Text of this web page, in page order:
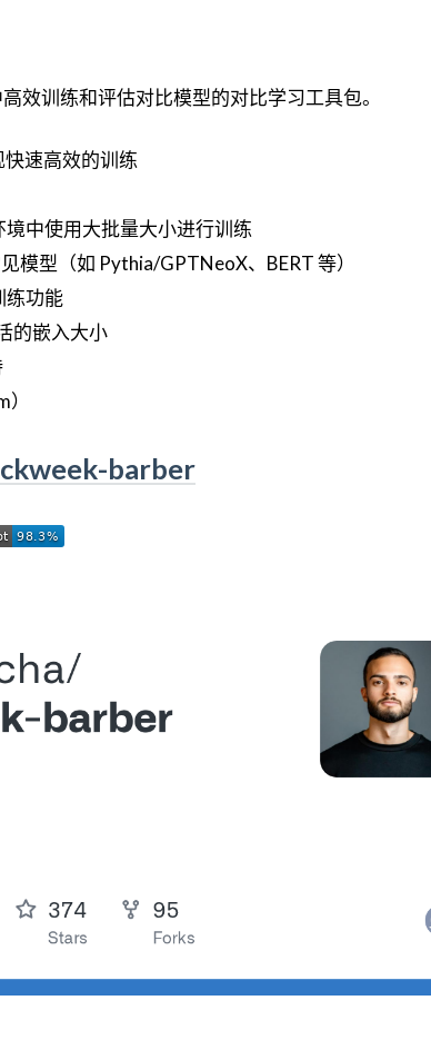
效训练和评估对比模型的对比学习工具包。
速高效的训练
中使用大批量大小进行训练
模型（如 Pythia/GPTNeoX、BERT 等）
练功能
的嵌入大小
barber